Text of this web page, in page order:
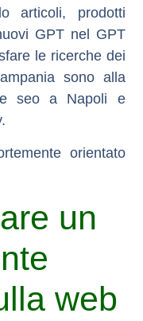
articoli, prodotti
GPT nel GPT
le ricerche dei
sono alla
seo a Napoli e
orientato
un
web